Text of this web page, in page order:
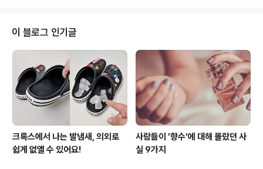
말 간단하죠^^ 달걀을 그릇에 깨 넣고 노른자 위에 소금은
먼저 살짝 얹어주세요. 그래야 간이 겉돌지 않고 자연스럽
게 배어요. 달걀 2개 기준으로 우유는 반컵이면 충분해요.
우유가 들어가야 질감이 한층 부드러워지고 전체적으로 크
리미한 느낌이 살아나요. 여기에 후추 약간 뿌리고 거품이
과하게 일..
이 블로그 인기글
크록스에서 나는 발냄새, 의외로
쉽게 없앨 수 있어요!
사람들이 '향수'에 대해 몰랐던 사
실 9가지